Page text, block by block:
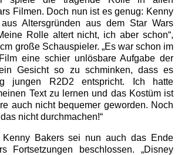
Filmen. Doch nun ist es genug: Kenny
Altersgründen aus dem Star Wars
Rolle altert nicht, ich aber schon“,
große Schauspieler. „Es war schon im
eine schier unlösbare Aufgabe der
Gesicht so zu schminken, dass es
jungen R2D2 entspricht. Ich hatte
Text zu lernen und das Kostüm ist
auch nicht bequemer geworden. Noch
nicht durchmachen!“
Kenny Bakers sei nun auch das Ende
Fortsetzungen beschlossen. „Disney